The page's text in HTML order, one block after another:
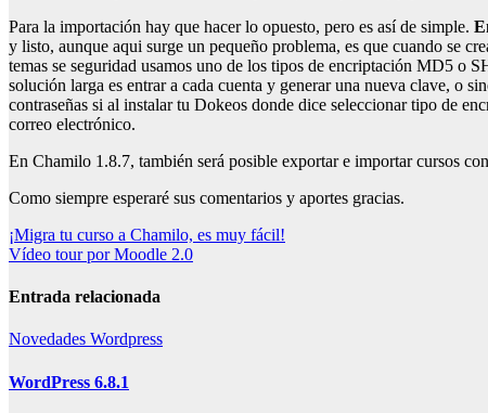
Para la importación hay que hacer lo opuesto, pero es así de simple.
y listo, aunque aqui surge un pequeño problema, es que cuando se
temas se seguridad usamos uno de los tipos de encriptación MD5 o
solución larga es entrar a cada cuenta y generar una nueva clave, o
contraseñas si al instalar tu Dokeos donde dice seleccionar tipo de
correo electrónico.
En Chamilo 1.8.7, también será posible exportar e importar cursos
Como siempre esperaré sus comentarios y aportes gracias.
Navegación
de
entradas
¡Migra tu curso a Chamilo, es muy fácil!
Vídeo tour por Moodle 2.0
Entrada relacionada
Novedades Wordpress
WordPress 6.8.1